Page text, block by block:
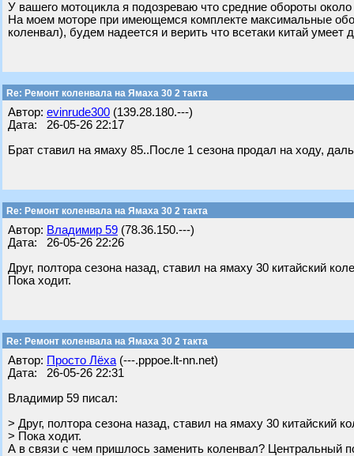
У вашего мотоцикла я подозреваю что средние обороты около
На моем моторе при имеющемся комплекте максимальные
коленвал), будем надеется и верить что всетаки китай умеет
Re: Ремонт коленвала на Ямаха 30 2 такта
Автор: evinrude300 (139.28.180.---)
Дата: 26-05-26 22:17
Брат ставил на ямаху 85..После 1 сезона продал на ходу,
Re: Ремонт коленвала на Ямаха 30 2 такта
Автор: Владимир 59 (78.36.150.---)
Дата: 26-05-26 22:26
Друг, полтора сезона назад, ставил на ямаху 30 китайский
Пока ходит.
Re: Ремонт коленвала на Ямаха 30 2 такта
Автор: Просто Лёха (---.pppoe.lt-nn.net)
Дата: 26-05-26 22:31
Владимир 59 писал:
> Друг, полтора сезона назад, ставил на ямаху 30 китайский
> Пока ходит.
А в связи с чем пришлось заменить коленвал? Центральный